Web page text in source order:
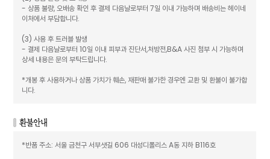
- 상품 불량, 오배송 확인 후 결제 다음날로부터 7일 이내 가능하며 배송비는 헤이네
이처에서 부담합니다.
(3) 사용 후 트러블 발생
- 결제 다음날로부터 10일 이내 피부과 진단서,처방전,B&A 사진 첨부 시 가능하며
상세 내용은 문의 부탁드립니다.
*개봉 후 사용하거나 상품 가치가 훼손, 재판매 불가한 경우엔 교환 및 환불이 불가합
니다.
*반품 주소: 서울 금천구 서부샛길 606 대성디폴리스 A동 지하 B116호